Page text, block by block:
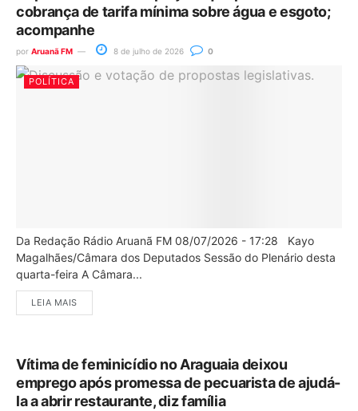
cobrança de tarifa mínima sobre água e esgoto;
acompanhe
por Aruanã FM 8 de julho de 2026 0
POLÍTICA
Da Redação Rádio Aruanã FM 08/07/2026 - 17:28 Kayo
Magalhães/Câmara dos Deputados Sessão do Plenário desta
quarta-feira A Câmara...
LEIA MAIS
Vítima de feminicídio no Araguaia deixou
emprego após promessa de pecuarista de ajudá-
la a abrir restaurante, diz família